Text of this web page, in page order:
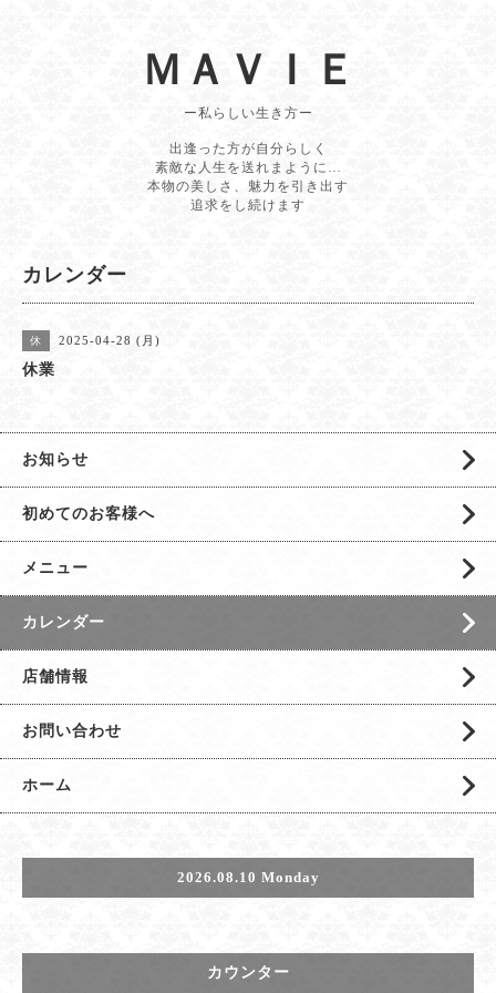
ＭＡＶＩＥ
ー私らしい生き方ー
出逢った方が自分らしく
素敵な人生を送れまように…
本物の美しさ、魅力を引き出す
追求をし続けます
カレンダー
休 2025-04-28 (月)
休業
お知らせ
初めてのお客様へ
メニュー
カレンダー
店舗情報
お問い合わせ
ホーム
2026.08.10 Monday
カウンター